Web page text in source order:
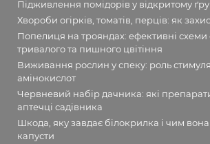
Підживлення помідорів у відкритому
Хвороби огірків, томатів, перців: як
Попелиця на трояндах: ефективні
тривалого та пишного цвітіння
Виживання рослин у спеку: роль
амінокислот
Червневий набір дачника: які
аптечці садівника
Шкода, яку завдає білокрилка і чим
капусти